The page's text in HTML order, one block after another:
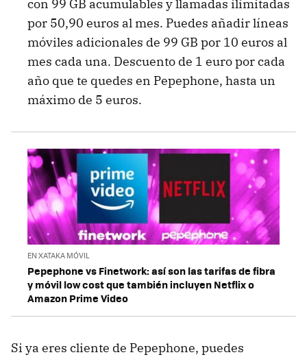
con 99 GB acumulables y llamadas ilimitadas
por 50,90 euros al mes. Puedes añadir líneas
móviles adicionales de 99 GB por 10 euros al
mes cada una. Descuento de 1 euro por cada
año que te quedes en Pepephone, hasta un
máximo de 5 euros.
EN XATAKA MÓVIL
Pepephone vs Finetwork: así son las tarifas de fibra
y móvil low cost que también incluyen Netflix o
Amazon Prime Video
Si ya eres cliente de Pepephone, puedes